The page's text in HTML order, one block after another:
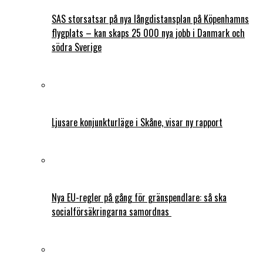
SAS storsatsar på nya långdistansplan på Köpenhamns
flygplats – kan skaps 25 000 nya jobb i Danmark och
södra Sverige
Ljusare konjunkturläge i Skåne, visar ny rapport
Nya EU-regler på gång för gränspendlare: så ska
socialförsäkringarna samordnas